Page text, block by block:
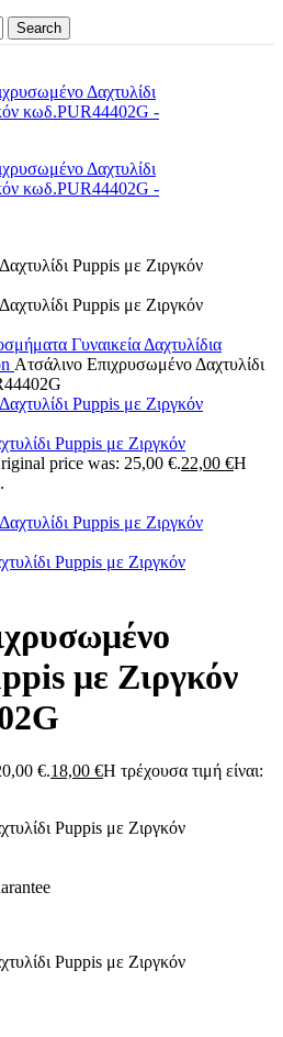
Search
Γυναικεία Δαχτυλίδια
Ατσάλινο Επιχρυσωμένο Δαχτυλίδι
Puppis με Ζιργκόν
price was: 25,00 €.22,00 €Η
Puppis με Ζιργκόν
με Ζιργκόν
€.18,00 €Η τρέχουσα τιμή είναι:
Puppis με Ζιργκόν
Puppis με Ζιργκόν